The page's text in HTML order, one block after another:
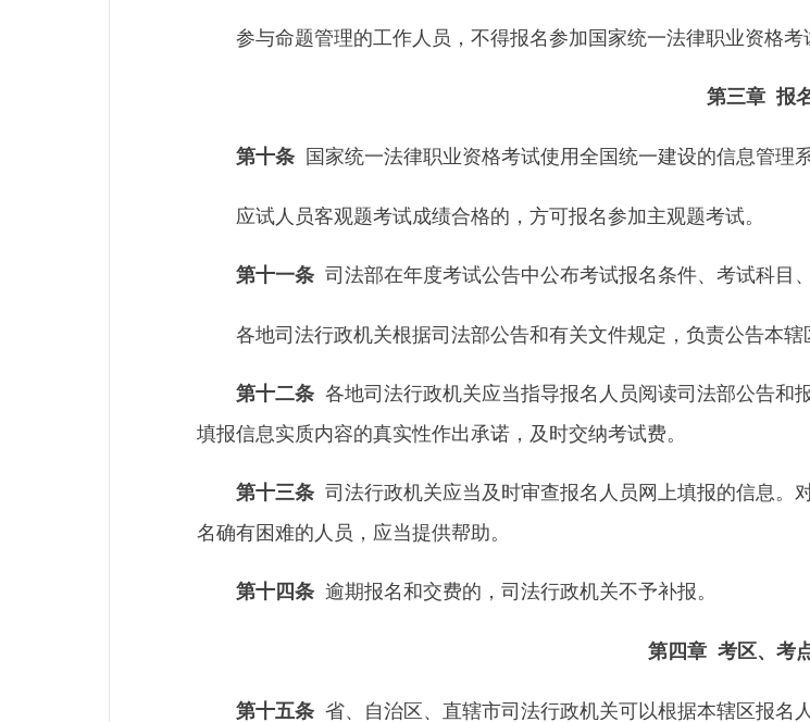
参与命题管理的工作人员，不得报名参加国家统一法律职业资格考
第三章 报
第十条 国家统一法律职业资格考试使用全国统一建设的信息管理
应试人员客观题考试成绩合格的，方可报名参加主观题考试。
第十一条 司法部在年度考试公告中公布考试报名条件、考试科目
各地司法行政机关根据司法部公告和有关文件规定，负责公告本辖
第十二条 各地司法行政机关应当指导报名人员阅读司法部公告
填报信息实质内容的真实性作出承诺，及时交纳考试费。
第十三条 司法行政机关应当及时审查报名人员网上填报的信息
名确有困难的人员，应当提供帮助。
第十四条 逾期报名和交费的，司法行政机关不予补报。
第四章 考区、考
第十五条 省、自治区、直辖市司法行政机关可以根据本辖区报